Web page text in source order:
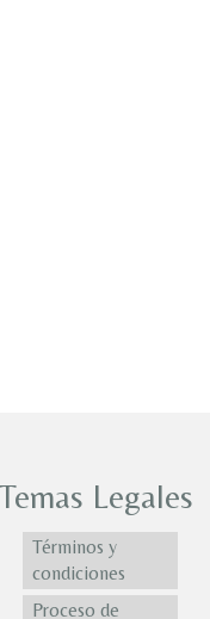
Temas Legales
Términos y
condiciones
Proceso de